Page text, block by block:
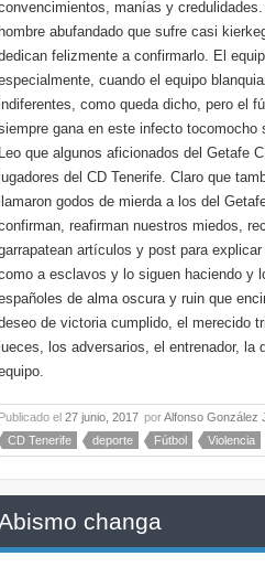
manías y
hombre abufandado que sufre casi
felizmente a confirmarlo. El
cuando el equipo
como queda dicho, pero el
gana en este infecto tocomocho
Leo que algunos aficionados del Getafe
del CD Tenerife. Claro que
llamaron godos de mierda a los del
reafirman nuestros miedos,
artículos y post para
a esclavos y lo siguen haciendo y
de alma oscura y ruin que
de victoria cumplido, el merecido
los adversarios, el entrenador,
Publicado el 27 junio, 2017 porAlfonso González
CD Tenerife
deporte Fútbol Violencia
changa